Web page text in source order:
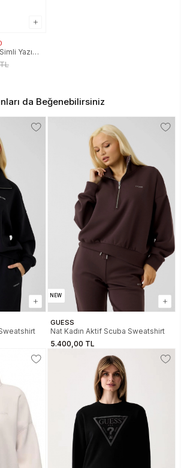
Yazı
da Beğenebilirsiniz
NEW
GUESS
Nat Kadın Aktif Scuba Sweatshirt
5.400,00 TL